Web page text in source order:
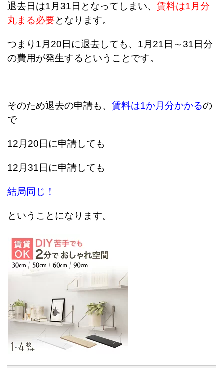
退去日は1月31日となってしまい、 賃料は1月分
丸まる必要となります。
つまり1月20日に退去しても、1月21日～31日分
の費用が発生するということです。
そのため退去の申請も、 賃料は1か月分かかるの
で
12月20日に申請しても
12月31日に申請しても
結局同じ！
ということになります。